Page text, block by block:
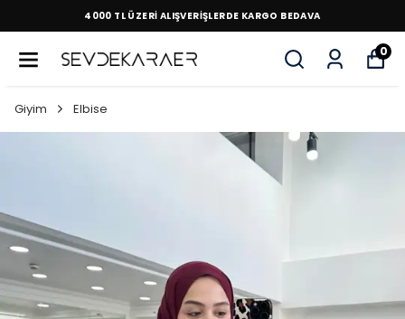
4000 TL ÜZERİ ALIŞVERİŞLERDE KARGO BEDAVA
0
Giyim Elbise